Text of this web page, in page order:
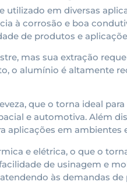
em diversas
à corrosão e boa
de produtos e
mas sua extração
o alumínio é altamente
que o torna ideal
e automotiva. Além
aplicações em ambientes
e elétrica, o que o
de usinagem e
às demandas